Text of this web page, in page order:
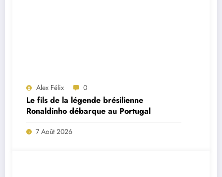
Alex Félix 0
Le fils de la légende brésilienne
Ronaldinho débarque au Portugal
7 Août 2026